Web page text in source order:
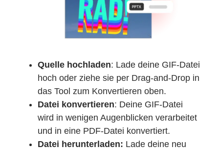
Quelle hochladen: Lade deine GIF-Datei
hoch oder ziehe sie per Drag-and-Drop in
das Tool zum Konvertieren oben.
Datei konvertieren: Deine GIF-Datei
wird in wenigen Augenblicken verarbeitet
und in eine PDF-Datei konvertiert.
Datei herunterladen: Lade deine neu